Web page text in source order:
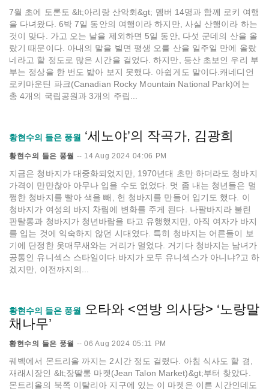
7월 초에 토론토 &lt;아리랑 산악회&gt; 멤버 14명과 함께 로키 여행
을 다녀왔다. 6박 7일 동안의 여행이라 하지만, 사실 산행이라 하는
것이 맞다. 가고 오는 날을 제외하면 5일 동안, 다섯 군데의 산을 올
랐기 때문이다. 아내의 말을 빌면 평생 오를 산을 일주일 만에 올랐
네라고 할 정도로 많은 시간을 걸었다. 하지만, 등산 초보인 우리 부
부는 정상을 한 번도 밟아 보지 못했다. 아쉽게도 말이다.캐네디언
로키마운틴 파크(Canadian Rocky Mountain National Park)에는
총 4개의 국립공원과 3개의 주립...
황현수의 들은 풍월 ‘세노야’의 작곡가, 김광희
황현수의 들은 풍월 -- 14 Aug 2024 04:06 PM
지금은 청바지가 대중화되었지만, 1970년대 초만 하더라도 청바지
가격이 만만찮아 아무나 입을 수도 없었다. 멋 좀 내는 청년들은 멀
쩡한 청바지를 빨아 색을 빼, 헌 청바지를 만들어 입기도 했다. 이
청바지가 여성의 바지 차림에 변화를 주게 된다. 나팔바지라 불린
판탈롱과 청바지가 청년바람을 타고 유행했지만, 아직 여자가 바지
를 입는 것에 익숙하지 않던 시대였다. 특히 청바지는 어른들이 보
기에 단정한 옷매무새와는 거리가 멀었다. 거기다 청바지는 남녀가
공통인 유니섹스 스타일이다.바지가 모두 유니섹스가 아니냐?고 하
겠지만, 이전까지의...
황현수의 들은 풍월
오타와 <연방 의사당> ‘노랑말
채나무’
황현수의 들은 풍월 -- 06 Aug 2024 05:11 PM
퀘벡에서 몬트리올 까지는 2시간 정도 걸렸다. 아침 식사도 할 겸,
재래시장인 &lt;장딸롱 마켓(Jean Talon Market)&gt;부터 찾았다.
몬트리올의 북쪽 이탈리아 지구에 있는 이 마켓은 이른 시간인데도